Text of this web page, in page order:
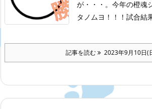
が・・・。今年の橙魂
タノムヨ！！！ 試合結
記事を読む 2023年9月10日(